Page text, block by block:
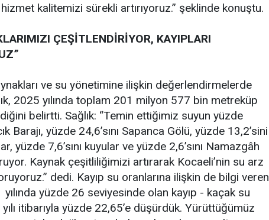
kalitemizi sürekli artırıyoruz.” şeklinde konuştu.
ÇEŞİTLENDİRİYOR, KAYIPLARI
ve su yönetimine ilişkin değerlendirmelerde
2025 yılında toplam 201 milyon 577 bin metreküp
belirtti. Sağlık: “Temin ettiğimiz suyun yüzde
Barajı, yüzde 24,6’sını Sapanca Gölü, yüzde 13,2’sini
yüzde 7,6’sını kuyular ve yüzde 2,6’sını Namazgâh
Kaynak çeşitliliğimizi artırarak Kocaeli’nin su arz
dedi. Kayıp su oranlarına ilişkin de bilgi veren
yılında yüzde 26 seviyesinde olan kayıp - kaçak su
yılı itibarıyla yüzde 22,65’e düşürdük. Yürüttüğümüz